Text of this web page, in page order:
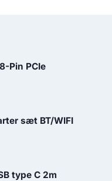
Pin PCIe
sæt BT/WIFI
type C 2m